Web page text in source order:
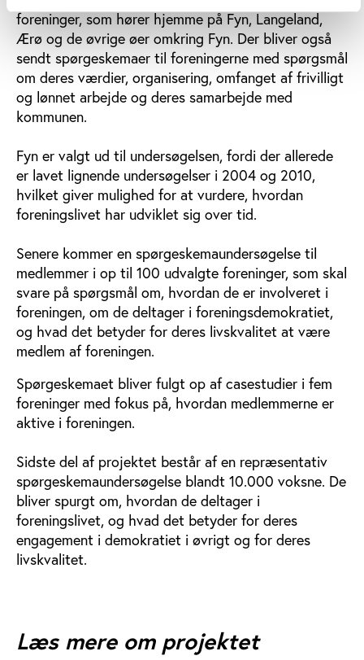
foreninger, som hører hjemme på Fyn, Langeland,
Ærø og de øvrige øer omkring Fyn. Der bliver også
sendt spørgeskemaer til foreningerne med spørgsmål
om deres værdier, organisering, omfanget af frivilligt
og lønnet arbejde og deres samarbejde med
kommunen.
Fyn er valgt ud til undersøgelsen, fordi der allerede
er lavet lignende undersøgelser i 2004 og 2010,
hvilket giver mulighed for at vurdere, hvordan
foreningslivet har udviklet sig over tid.
Senere kommer en spørgeskemaundersøgelse til
medlemmer i op til 100 udvalgte foreninger, som skal
svare på spørgsmål om, hvordan de er involveret i
foreningen, om de deltager i foreningsdemokratiet,
og hvad det betyder for deres livskvalitet at være
medlem af foreningen.
Spørgeskemaet bliver fulgt op af casestudier i fem
foreninger med fokus på, hvordan medlemmerne er
aktive i foreningen.
Sidste del af projektet består af en repræsentativ
spørgeskemaundersøgelse blandt 10.000 voksne. De
bliver spurgt om, hvordan de deltager i
foreningslivet, og hvad det betyder for deres
engagement i demokratiet i øvrigt og for deres
livskvalitet.
Læs mere om projektet